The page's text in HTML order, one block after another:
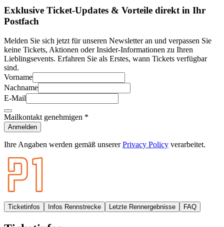
Exklusive Ticket-Updates & Vorteile direkt in Ihr
Postfach
Melden Sie sich jetzt für unseren Newsletter an und verpassen Sie
keine Tickets, Aktionen oder Insider-Informationen zu Ihren
Lieblingsevents. Erfahren Sie als Erstes, wann Tickets verfügbar
sind.
Vorname
Nachname
E-Mail
Mailkontakt genehmigen *
Anmelden
Ihre Angaben werden gemäß unsererPrivacy Policy verarbeitet.
Ticketinfos Infos Rennstrecke Letzte Rennergebnisse FAQ